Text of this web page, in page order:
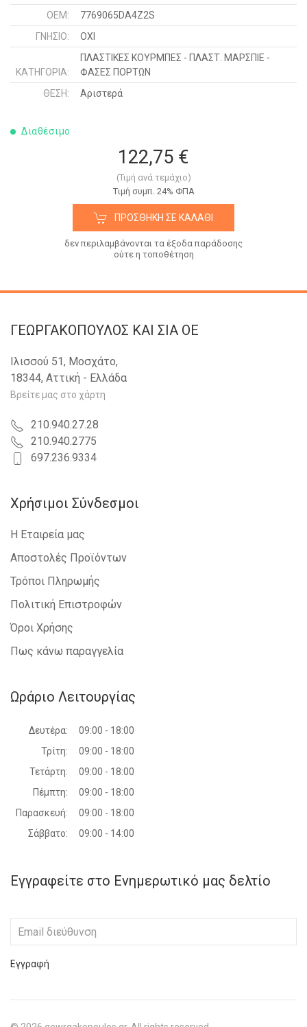
OEM:
7769065DA4Z2S
ΓΝΉΣΙΟ:
ΟΧΙ
ΚΑΤΗΓΟΡΊΑ:
ΠΛΑΣΤΙΚΕΣ ΚΟΥΡΜΠΕΣ - ΠΛΑΣΤ. ΜΑΡΣΠΙΕ -
ΦΑΣΕΣ ΠΟΡΤΩΝ
ΘΈΣΗ:
Αριστερά
Διαθέσιμο
122,75 €
(Τιμή ανά τεμάχιο)
Tιμή συμπ. 24% ΦΠΑ
ΠΡΟΣΘΉΚΗ ΣΕ ΚΑΛΆΘΙ
δεν περιλαμβάνονται τα έξοδα παράδοσης
ούτε η τοποθέτηση
ΓΕΩΡΓΑΚΟΠΟΥΛΟΣ KAI ΣΙΑ OE
Ιλισσού 51, Μοσχάτο,
18344, Αττική - Ελλάδα
Βρείτε μας στο χάρτη
210.940.27.28
210.940.2775
697.236.9334
Χρήσιμοι Σύνδεσμοι
Η Εταιρεία μας
Αποστολές Προϊόντων
Τρόποι Πληρωμής
Πολιτική Επιστροφών
Όροι Χρήσης
Πως κάνω παραγγελία
Ωράριο Λειτουργίας
Δευτέρα:
09:00 - 18:00
Τρίτη:
09:00 - 18:00
Τετάρτη:
09:00 - 18:00
Πέμπτη:
09:00 - 18:00
Παρασκευή:
09:00 - 18:00
Σάββατο:
09:00 - 14:00
Εγγραφείτε στο Ενημερωτικό μας δελτίο
Εγγραφή